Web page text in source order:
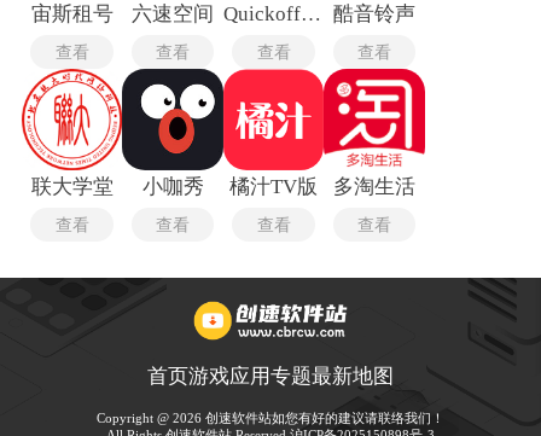
宙斯租号
查看
六速空间
查看
Quickoffice Pro最新版
查看
酷音铃声
查看
联大学堂
查看
小咖秀
查看
橘汁TV版
查看
多淘生活
查看
首页游戏应用专题最新地图
Copyright @ 2026 创速软件站如您有好的建议请联络我们！